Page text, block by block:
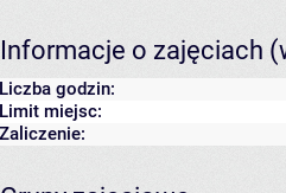
Informacje o zajęciach
Liczba godzin:
Limit miejsc:
Zaliczenie: